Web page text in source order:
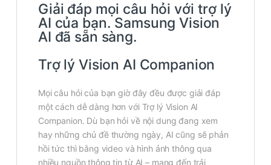
Giải đáp mọi câu hỏi với trợ lý
AI của bạn. Samsung Vision
AI đã sẵn sàng.
Trợ lý Vision AI Companion
Mọi câu hỏi của bạn giờ đây đều được giải đáp
một cách dễ dàng hơn với Trợ lý Vision AI
Companion. Dù bạn hỏi về nội dung đang xem
hay những chủ đề thường ngày, AI cũng sẽ phản
hồi tức thì bằng video và hình ảnh thông qua
nhiều nguồn thông tin từ AI – mang đến trải